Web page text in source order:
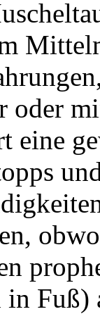
oder
eine
Fuß)